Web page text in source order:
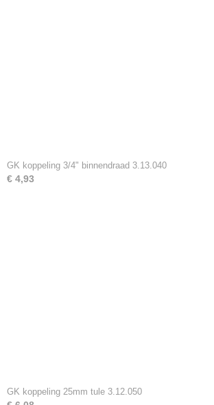
GK koppeling 3/4" binnendraad 3.13.040
€ 4,93
GK koppeling 25mm tule 3.12.050